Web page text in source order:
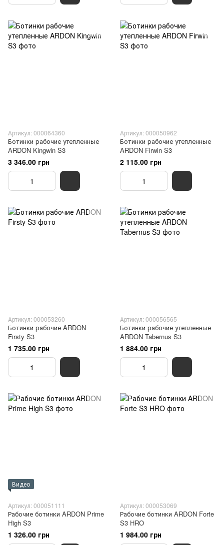
Артикул: 000064360
Ботинки рабочие утепленные
ARDON Kingwin S3
3 346.00 грн
Артикул: 000050962
Ботинки рабочие утепленные
ARDON Firwin S3
2 115.00 грн
Артикул: 000053260
Ботинки рабочие ARDON
Firsty S3
1 735.00 грн
Артикул: 000056565
Ботинки рабочие утепленные
ARDON Tabernus S3
1 884.00 грн
Видео
Артикул: 000051111
Рабочие ботинки ARDON Prime
High S3
1 326.00 грн
Артикул: 000053069
Рабочие ботинки ARDON Forte
S3 HRO
1 984.00 грн